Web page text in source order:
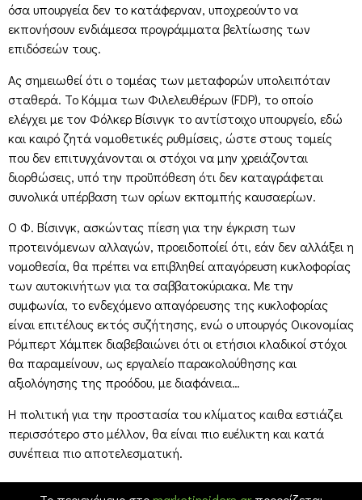
όσα υπουργεία δεν το κατάφερναν, υποχρεούντο να
εκπονήσουν ενδιάμεσα προγράμματα βελτίωσης των
επιδόσεών τους.
Ας σημειωθεί ότι ο τομέας των μεταφορών υπολειπόταν
σταθερά. Το Κόμμα των Φιλελευθέρων (FDP), το οποίο
ελέγχει με τον Φόλκερ Βίσινγκ το αντίστοιχο υπουργείο, εδώ
και καιρό ζητά νομοθετικές ρυθμίσεις, ώστε στους τομείς
που δεν επιτυγχάνονται οι στόχοι να μην χρειάζονται
διορθώσεις, υπό την προϋπόθεση ότι δεν καταγράφεται
συνολικά υπέρβαση των ορίων εκπομπής καυσαερίων.
Ο Φ. Βίσινγκ, ασκώντας πίεση για την έγκριση των
προτεινόμενων αλλαγών, προειδοποίεί ότι, εάν δεν αλλάξει η
νομοθεσία, θα πρέπει να επιβληθεί απαγόρευση κυκλοφορίας
των αυτοκινήτων για τα σαββατοκύριακα. Με την
συμφωνία, το ενδεχόμενο απαγόρευσης της κυκλοφορίας
είναι επιτέλους εκτός συζήτησης, ενώ ο υπουργός Οικονομίας
Ρόμπερτ Χάμπεκ διαβεβαιώνει ότι οι ετήσιοι κλαδικοί στόχοι
θα παραμείνουν, ως εργαλείο παρακολούθησης και
αξιολόγησης της προόδου, με διαφάνεια…
Η πολιτική για την προστασία του κλίματος καιθα εστιάζει
περισσότερο στο μέλλον, θα είναι πιο ευέλικτη και κατά
συνέπεια πιο αποτελεσματική.